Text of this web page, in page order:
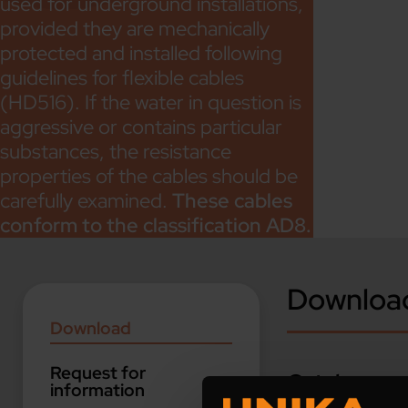
provided they are mechanically
protected and installed following
guidelines for flexible cables
(HD516). If the water in question is
aggressive or contains particular
substances, the resistance
properties of the cables should be
carefully examined. These cables
conform to the classification AD8.
Download
Request for
information Catalogues